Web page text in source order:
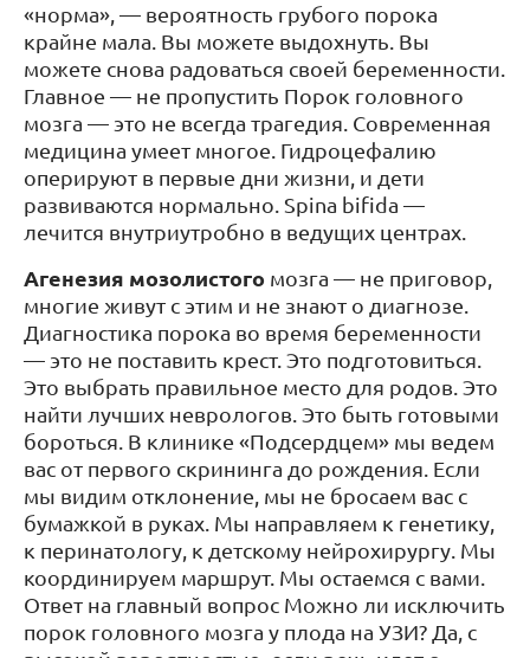
«норма», — вероятность грубого порока
крайне мала. Вы можете выдохнуть. Вы
можете снова радоваться своей беременности.
Главное — не пропустить Порок головного
мозга — это не всегда трагедия. Современная
медицина умеет многое. Гидроцефалию
оперируют в первые дни жизни, и дети
развиваются нормально. Spina bifida —
лечится внутриутробно в ведущих центрах.
Агенезия мозолистого мозга — не приговор,
многие живут с этим и не знают о диагнозе.
Диагностика порока во время беременности
— это не поставить крест. Это подготовиться.
Это выбрать правильное место для родов. Это
найти лучших неврологов. Это быть готовыми
бороться. В клинике «Подсердцем» мы ведем
вас от первого скрининга до рождения. Если
мы видим отклонение, мы не бросаем вас с
бумажкой в руках. Мы направляем к генетику,
к перинатологу, к детскому нейрохирургу. Мы
координируем маршрут. Мы остаемся с вами.
Ответ на главный вопрос Можно ли исключить
порок головного мозга у плода на УЗИ? Да, с